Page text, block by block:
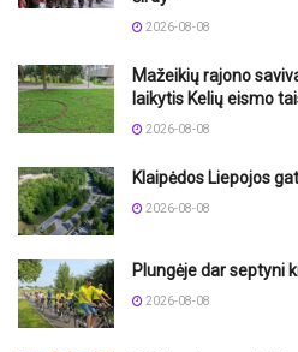
2026-08-08
Mažeikių rajono
laikytis Kelių eismo
2026-08-08
Klaipėdos Liepojos
2026-08-08
Plungėje dar septyni
2026-08-08